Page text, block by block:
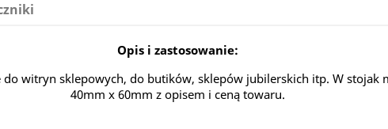
Opis i zastosowanie:
do witryn sklepowych, do butików, sklepów jubilerskich itp. W stojak
40mm x 60mm z opisem i ceną towaru.